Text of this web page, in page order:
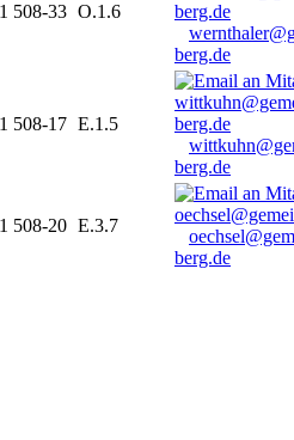
508-33 O.1.6
berg.de
508-17 E.1.5
berg.de
508-20 E.3.7
berg.de